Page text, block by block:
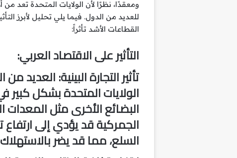
ومعقدًا، نظرًا لأن الولايات المتحدة تعد
للعديد من الدول. فيما يلي تحليل لأبرز
القطاعات الأشد تأثراً:
التأثير على الاقتصاد العربي:
تأثير التجارة البينية: العديد من
الولايات المتحدة بشكل كبير
البضائع الأخرى مثل المعدات
الجمركية قد يؤدي إلى ارتفاع
السلع، مما قد يضر